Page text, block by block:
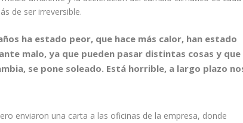
de ser irreversible.
ha estado peor, que hace más calor, han estado
malo, ya que pueden pasar distintas cosas y que
se pone soleado. Está horrible, a largo plazo
enviaron una carta a las oficinas de la empresa, donde